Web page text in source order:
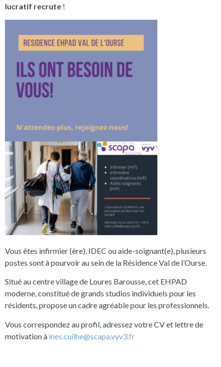
lucratif recrute !
Vous êtes infirmier (ère), IDEC ou aide-soignant(e), plusieurs
postes sont à pourvoir au sein de la Résidence Val de l’Ourse.
Situé au centre village de Loures Barousse, cet EHPAD
moderne, constitué de grands studios individuels pour les
résidents, propose un cadre agréable pour les professionnels.
Vous correspondez au profil, adressez votre CV et lettre de
motivation à ines.cuilhe@scapa.vyv3.fr